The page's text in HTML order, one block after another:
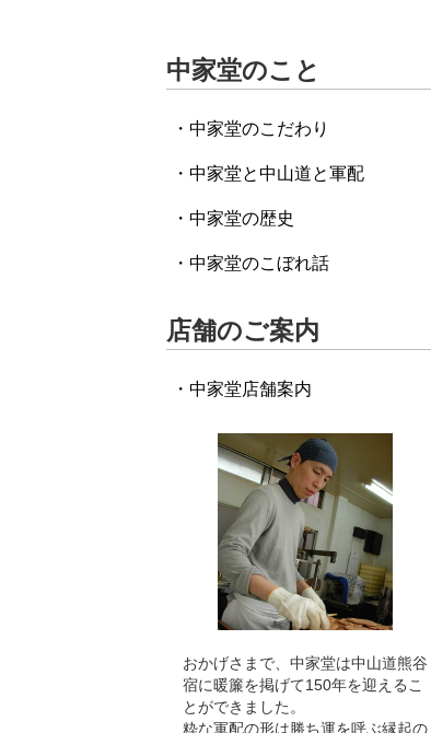
中家堂のこと
・中家堂のこだわり
・中家堂と中山道と軍配
・中家堂の歴史
・中家堂のこぼれ話
店舗のご案内
・中家堂店舗案内
おかげさまで、中家堂は中山道熊谷
宿に暖簾を掲げて150年を迎えるこ
とができました。
粋な軍配の形は勝ち運を呼ぶ縁起の